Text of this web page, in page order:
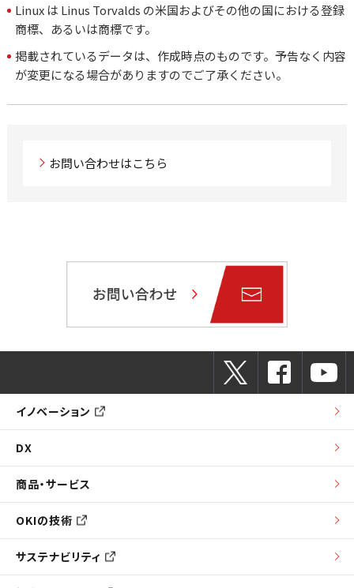
Linux は Linus Torvalds の米国およびその他の国における登録
商標、あるいは商標です。
掲載されているデータは、作成時点のものです。予告なく内容
が変更になる場合がありますのでご了承ください。
お問い合わせはこちら
イノベーション
DX
商品・サービス
OKIの技術
サステナビリティ